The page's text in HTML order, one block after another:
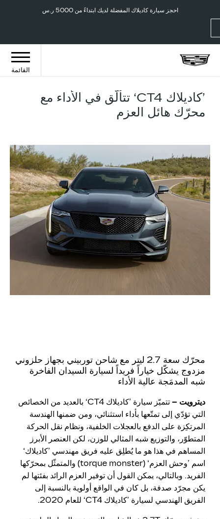
احجز سيارة كاديلاك المفضلة لديك ابتداءً من 5000 ر.س
فروعنا إتصل 000 2442 800
القائمة
’كاديلاك CT4‘ تتألّق في الأداء مع
محرّك هائل العزم​​
محرّك سعة 2.7 ليتر مع شاحن توربيني بجهاز حلزوني
مزدوج يشكّل خياراً فريداً لسيارة السيدان الفاخرة
شبه المدمَجة عالية الأداء
ديترويت –
تتميّز سيارة ’كاديلاك CT4‘ بالعديد من الخصائص
التي تؤدّي إلى تمتّعها بأداء استثنائي، ومن ضمنها الهندسة
المرتكِزة على الدفع بالعجلات الخلفية، ونظام نقل الحركة
المتطوّر، والتوزيع شبه المثالي للوزن، لكن العنصر الأبرز
المساهم في هذا هو ما يُطلِق عليه فريق مهندسي ’كاديلاك‘
اسم ’وحش العزم‘ (torque monster) والمتمثّل بمحرّكها
الفريد. وبالتالي، يمكن القول أن توفير العزم الرائد بفئتها لم
يكن مجرّد صدفة، بل كان في الواقع أولوية بالنسبة إلى
الفريق الهندسي لسيارة ’كاديلاك CT4‘ للعام 2020.